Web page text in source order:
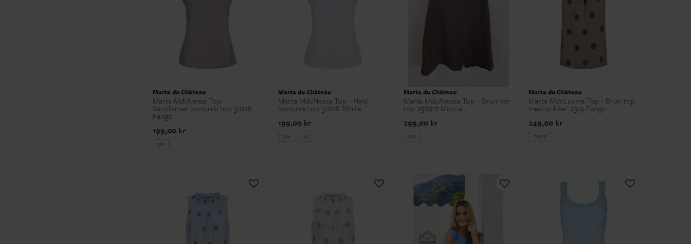
Marta du Château
Marta MdcNessa Top -
Sandfarvet bomulds top 31028
Fango
199,00 kr
S/M
Marta du Château
Marta MdcNessa Top - Hvid
bomulds top 31028 White
199,00 kr
S/M L/XL
Marta du Château
Marta MdcAlessia Top - Brun hør
top 258917 Mocca
299,00 kr
S/M
Marta du Château
Marta MdcLucina Top - Brun top
med prikker 2319 Fango
249,00 kr
ONE S